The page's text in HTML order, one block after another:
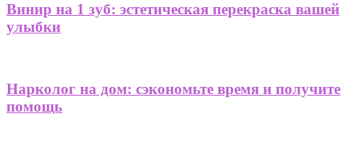
Винир на 1 зуб: эстетическая перекраска вашей
улыбки
Нарколог на дом: сэкономьте время и получите
помощь